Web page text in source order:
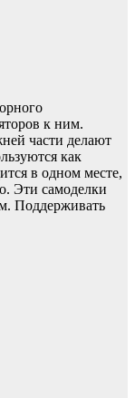
к ним.
части делают
как
в одном месте,
Эти самоделки
Поддерживать